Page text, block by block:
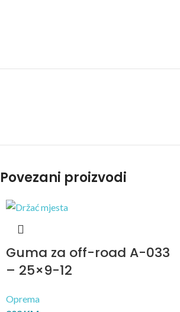
Povezani proizvodi
Guma za off-road A-033
– 25×9-12
Oprema